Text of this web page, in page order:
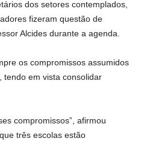
dos setores contemplados,
fizeram questão de
Alcides durante a agenda.
os compromissos assumidos
tendo em vista consolidar
compromissos”, afirmou
três escolas estão